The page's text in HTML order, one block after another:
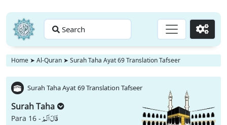
Search Go
Home ➤ Al-Quran ➤ Surah Taha Ayat 69 Translation Tafseer
Surah Taha Ayat 69 Translation Tafseer
Surah Taha
Para 16 -قَالَ اَلَمْ